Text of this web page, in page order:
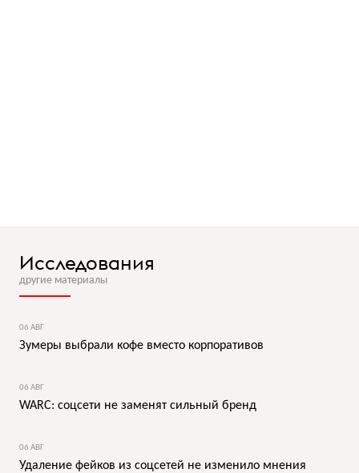
Исследования
другие материалы
06 АВГ
Зумеры выбрали кофе вместо корпоративов
06 АВГ
WARC: соцсети не заменят сильный бренд
06 АВГ
Удаление фейков из соцсетей не изменило мнения